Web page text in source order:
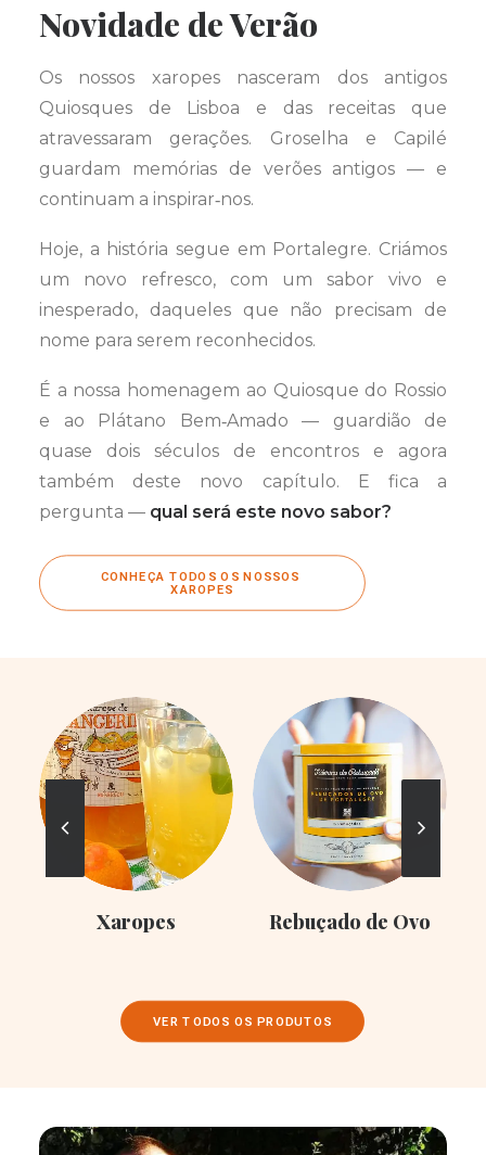
Novidade de Verão
Os nossos xaropes nasceram dos antigos
Quiosques de Lisboa e das receitas que
atravessaram gerações. Groselha e Capilé
guardam memórias de verões antigos — e
continuam a inspirar‑nos.
Hoje, a história segue em Portalegre. Criámos
um novo refresco, com um sabor vivo e
inesperado, daqueles que não precisam de
nome para serem reconhecidos.
É a nossa homenagem ao Quiosque do Rossio
e ao Plátano Bem‑Amado — guardião de
quase dois séculos de encontros e agora
também deste novo capítulo. E fica a
pergunta — qual será este novo sabor?
CONHEÇA TODOS OS NOSSOS
XAROPES
Xaropes Rebuçado de Ovo
VER TODOS OS PRODUTOS